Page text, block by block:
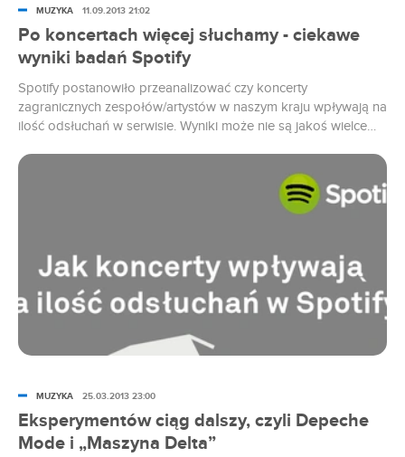
Po koncertach więcej słuchamy - ciekawe
wyniki badań Spotify
Spotify postanowiło przeanalizować czy koncerty
zagranicznych zespołów/artystów w naszym kraju wpływają na
ilość odsłuchań w serwisie. Wyniki może nie są jakoś wielce
MUZYKA 11.09.2013 21:02
Eksperymentów ciąg dalszy, czyli Depeche
Mode i „Maszyna Delta”
MUZYKA 25.03.2013 23:00